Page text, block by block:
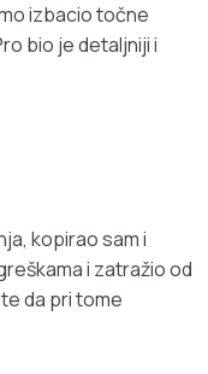
izbacio točne
bio je detaljniji i
kopirao sam i
i zatražio od
da pri tome